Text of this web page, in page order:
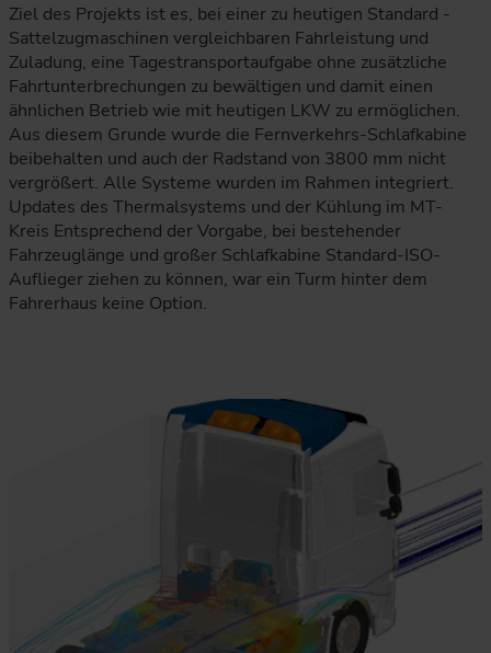
Ziel des Projekts ist es, bei einer zu heutigen Standard -
Sattelzugmaschinen vergleichbaren Fahrleistung und
Zuladung, eine Tagestransportaufgabe ohne zusätzliche
Fahrtunterbrechungen zu bewältigen und damit einen
ähnlichen Betrieb wie mit heutigen LKW zu ermöglichen.
Aus diesem Grunde wurde die Fernverkehrs-Schlafkabine
beibehalten und auch der Radstand von 3800 mm nicht
vergrößert. Alle Systeme wurden im Rahmen integriert.
Updates des Thermalsystems und der Kühlung im MT-
Kreis Entsprechend der Vorgabe, bei bestehender
Fahrzeuglänge und großer Schlafkabine Standard-ISO-
Auflieger ziehen zu können, war ein Turm hinter dem
Fahrerhaus keine Option.